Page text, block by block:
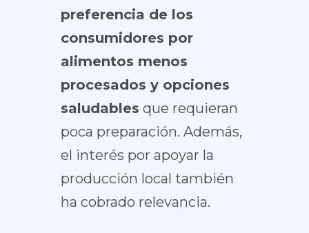
preferencia de los
consumidores por
alimentos menos
procesados y opciones
saludables que requieran
poca preparación. Además,
el interés por apoyar la
producción local también
ha cobrado relevancia.